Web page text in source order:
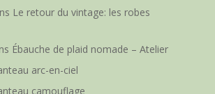
Le retour du vintage: les robes
Ébauche de plaid nomade – Atelier
arc-en-ciel
camouflage